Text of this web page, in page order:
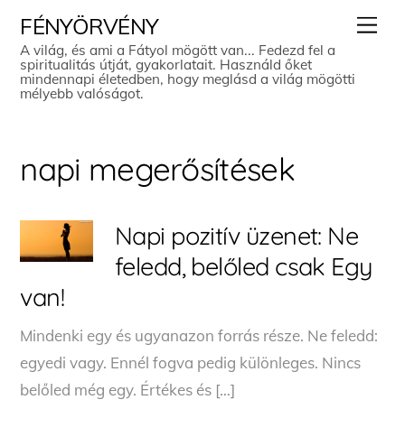
content
FÉNYÖRVÉNY
A világ, és ami a Fátyol mögött van... Fedezd fel a
spiritualitás útját, gyakorlatait. Használd őket
mindennapi életedben, hogy meglásd a világ mögötti
mélyebb valóságot.
napi megerősítések
Napi pozitív üzenet: Ne
feledd, belőled csak Egy
van!
Mindenki egy és ugyanazon forrás része. Ne feledd:
egyedi vagy. Ennél fogva pedig különleges. Nincs
belőled még egy. Értékes és […]